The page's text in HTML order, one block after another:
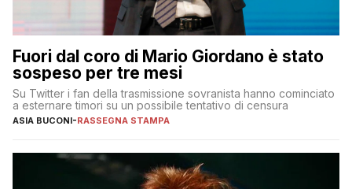
Fuori dal coro di Mario Giordano è stato
sospeso per tre mesi
Su Twitter i fan della trasmissione sovranista hanno cominciato
a esternare timori su un possibile tentativo di censura
ASIA BUCONI-RASSEGNA STAMPA